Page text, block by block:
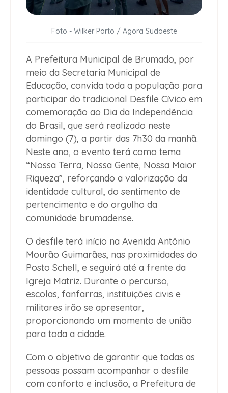
Foto - Wilker Porto / Agora Sudoeste
A Prefeitura Municipal de Brumado, por
meio da Secretaria Municipal de
Educação, convida toda a população para
participar do tradicional Desfile Cívico em
comemoração ao Dia da Independência
do Brasil, que será realizado neste
domingo (7), a partir das 7h30 da manhã.
Neste ano, o evento terá como tema
“Nossa Terra, Nossa Gente, Nossa Maior
Riqueza”, reforçando a valorização da
identidade cultural, do sentimento de
pertencimento e do orgulho da
comunidade brumadense.
O desfile terá início na Avenida Antônio
Mourão Guimarães, nas proximidades do
Posto Schell, e seguirá até a frente da
Igreja Matriz. Durante o percurso,
escolas, fanfarras, instituições civis e
militares irão se apresentar,
proporcionando um momento de união
para toda a cidade.
Com o objetivo de garantir que todas as
pessoas possam acompanhar o desfile
com conforto e inclusão, a Prefeitura de